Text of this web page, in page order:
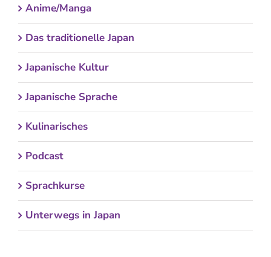
Anime/Manga
Das traditionelle Japan
Japanische Kultur
Japanische Sprache
Kulinarisches
Podcast
Sprachkurse
Unterwegs in Japan